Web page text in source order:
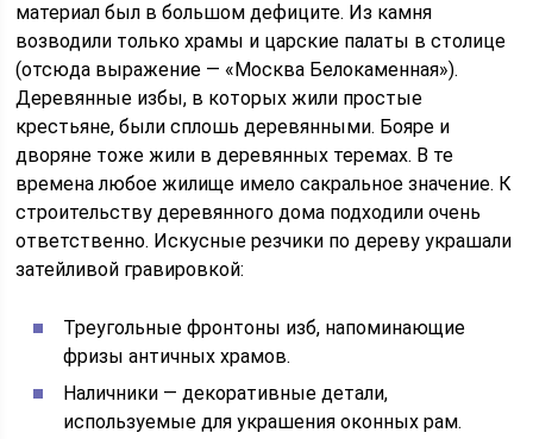
материал был в большом дефиците. Из камня
возводили только храмы и царские палаты в столице
(отсюда выражение — «Москва Белокаменная»).
Деревянные избы, в которых жили простые
крестьяне, были сплошь деревянными. Бояре и
дворяне тоже жили в деревянных теремах. В те
времена любое жилище имело сакральное значение. К
строительству деревянного дома подходили очень
ответственно. Искусные резчики по дереву украшали
затейливой гравировкой:
Треугольные фронтоны изб, напоминающие
фризы античных храмов.
Наличники — декоративные детали,
используемые для украшения оконных рам.